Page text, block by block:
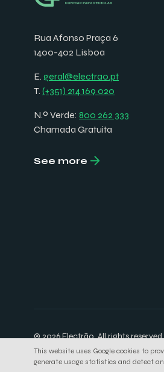
Rua Afonso Praça 6
1400-402 Lisboa
E. geral@electrao.pt
T. (+351) 214 169 020
N.º Verde: 800 262 333
Chamada Gratuita
See more
© 2026 Electrão. All rights reserved.
This website uses Google cookies to
generate usage statistics and detect